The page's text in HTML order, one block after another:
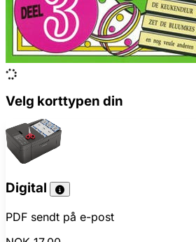
Velg korttypen din
Digital
PDF sendt på e-post